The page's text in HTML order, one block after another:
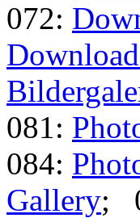
072:
081:
084:
Gallery;